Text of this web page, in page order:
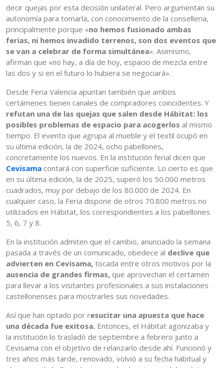
decir quejas por esta decisión unilateral. Pero argumentan su
autonomía para tomarla, con conocimiento de la conselleria,
principalmente porque «no hemos fusionado ambas
ferias, ni hemos invadido terrenos, son dos eventos que
se van a celebrar de forma simultánea». Asimismo,
afirman que «no hay, a día de hoy, espacio de mezcla entre
las dos y si en el futuro lo hubiera se negociará».
Desde Feria Valencia apuntan también que ambos
certámenes tienen canales de compradores coincidentes. Y
refutan una de las quejas que salen desde Hábitat: los
posibles problemas de espacio para acogerlos al mismo
tiempo. El evento que agrupa al mueble y el textil ocupó en
su última edición, la de 2024, ocho pabellones,
concretamente los nuevos. En la institución ferial dicen que
Cevisama contará con superficie suficiente. Lo cierto es que
en su última edición, la de 2025, superó los 50.000 metros
cuadrados, muy por debajo de los 80.000 de 2024. En
cualquier caso, la Feria dispone de otros 70.800 metros no
utilizados en Hábitat, los correspondientes a los pabellones
5, 6, 7 y 8.
En la institución admiten que el cambio, anunciado la semana
pasada a través de un comunicado, obedece al declive que
advierten en Cevisama, tocada entre otros motivos por la
ausencia de grandes firmas, que aprovechan el certamen
para llevar a los visitantes profesionales a sus instalaciones
castellonenses para mostrarles sus novedades.
Así que han optado por resucitar una apuesta que hace
una década fue exitosa. Entonces, el Hábitat agonizaba y
la institución lo trasladó de septiembre a febrero junto a
Cevisama con el objetivo de relanzarlo desde ahí. Funcionó y
tres años más tarde, renovado, volvió a su fecha habitual y